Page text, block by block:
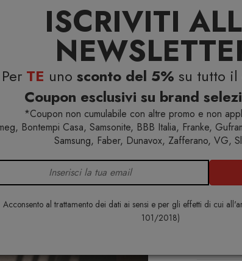
ISCRIVITI
Per TE uno sconto del 5% su tutto il
Coupon esclusivi su brand
*Coupon non cumulabile con altre promo e non
Bontempi Casa, Samsonite, BBB Italia, Franke,
Samsung, Faber, Dunavox, Zafferano, VG,
Acconsento al trattamento dei dati ai sensi e per gli effetti di cui
101/2018)
Set tavoli e sedie da giardino Set tavolo Tevere
Set